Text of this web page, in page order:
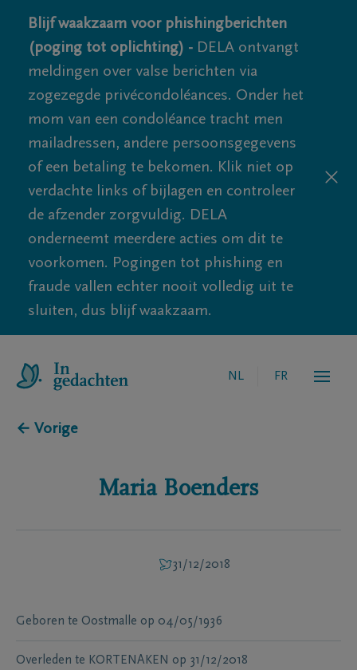
Blijf waakzaam voor phishingberichten
(poging tot oplichting) - DELA ontvangt
meldingen over valse berichten via
zogezegde privécondoléances. Onder het
mom van een condoléance tracht men
mailadressen, andere persoonsgegevens
of een betaling te bekomen. Klik niet op
verdachte links of bijlagen en controleer
de afzender zorgvuldig. DELA
onderneemt meerdere acties om dit te
voorkomen. Pogingen tot phishing en
fraude vallen echter nooit volledig uit te
sluiten, dus blijf waakzaam.
NL FR
← Vorige
Maria Boenders
31/12/2018
Geboren te Oostmalle op 04/05/1936
Overleden te KORTENAKEN op 31/12/2018